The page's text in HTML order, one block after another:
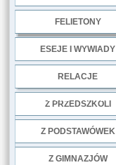
FELIETONY
ESEJE I WYWIADY
RELACJE
Z PRZEDSZKOLI
Z PODSTAWÓWEK
Z GIMNAZJÓW